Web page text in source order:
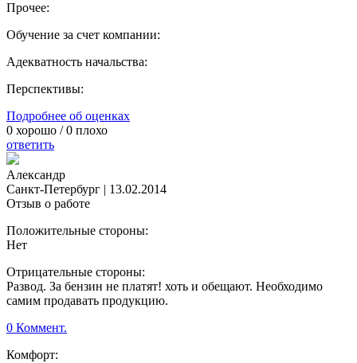
Прочее:
Обучение за счет компании:
Адекватность начальства:
Перспективы:
Подробнее об оценках
0 хорошо /0 плохо
ответить
Александр
Санкт-Петербург | 13.02.2014
Отзыв о работе
Положительные стороны:
Нет
Отрицательные стороны:
Развод. За бензин не платят! хоть и обещают. Необходимо
самим продавать продукцию.
0 Коммент.
Комфорт: